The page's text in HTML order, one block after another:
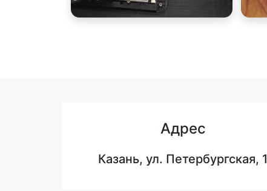
Адрес
Казань, ул. Петербургская, 1